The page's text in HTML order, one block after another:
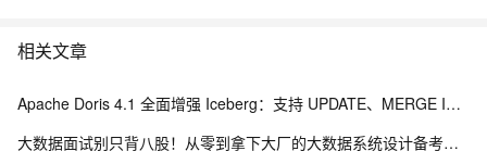
相关文章
Apache Doris 4.1 全面增强 Iceberg：支持 UPDATE、MERGE INTO 与 Iceberg V3
大数据面试别只背八股！从零到拿下大厂的大数据系统设计备考路线